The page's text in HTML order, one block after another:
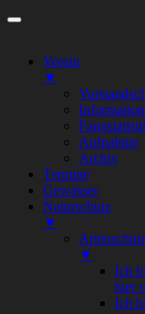
Zum
Verein
▼
Aufnahme
Archiv
Termine
Gewässer
Naturschutz
▼
▼
Ich
hier
Ich